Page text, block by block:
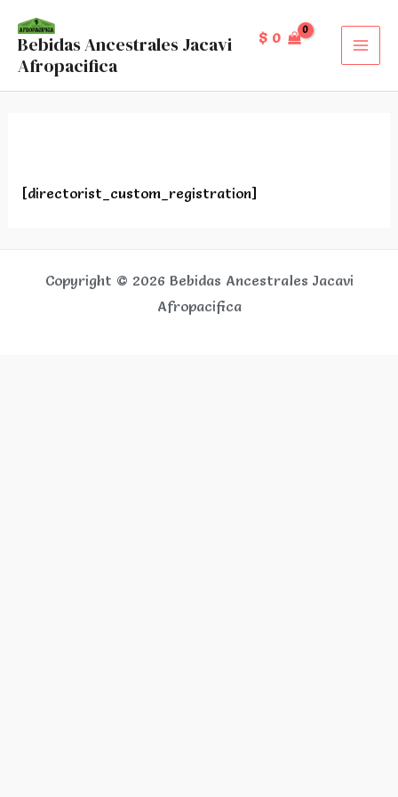
contenido
Bebidas Ancestrales Jacavi
Afropacifica
$ 0
[directorist_custom_registration]
Copyright © 2026 Bebidas Ancestrales Jacavi
Afropacifica